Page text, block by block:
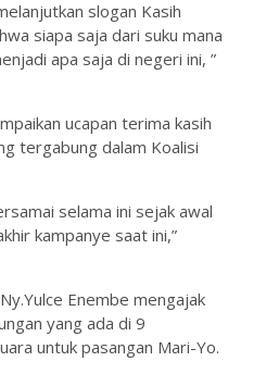
slogan Kasih
siapa saja dari suku mana
apa saja di negeri ini, ”
ucapan terima kasih
tergabung dalam Koalisi
selama ini sejak awal
kampanye saat ini,”
Enembe mengajak
yang ada di 9
untuk pasangan Mari-Yo.